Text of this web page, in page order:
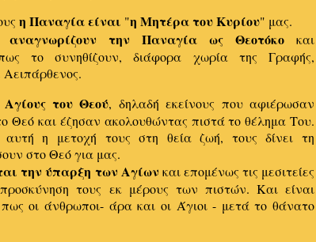
η Παναγία είναι "η Μητέρα του Κυρίου" μας.
αναγνωρίζουν την Παναγία ως Θεοτόκο και
το συνηθίζουν, διάφορα χωρία της Γραφής,
του Θεού, δηλαδή εκείνους που αφιέρωσαν
Θεό και έζησαν ακολουθώντας πιστά το θέλημα Του.
η μετοχή τους στη θεία ζωή, τους δίνει τη
στο Θεό για μας.
την ύπαρξη των Αγίωνκαι επομένως τις μεσιτείες
τους εκ μέρους των πιστών. Και είναι
οι άνθρωποι- άρα και οι Άγιοι - μετά το θάνατο